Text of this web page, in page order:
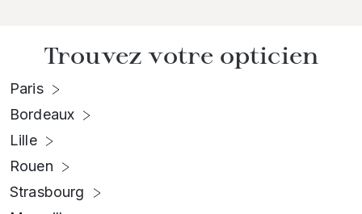
Trouvez votre opticien
Paris
Bordeaux
Lille
Rouen
Strasbourg